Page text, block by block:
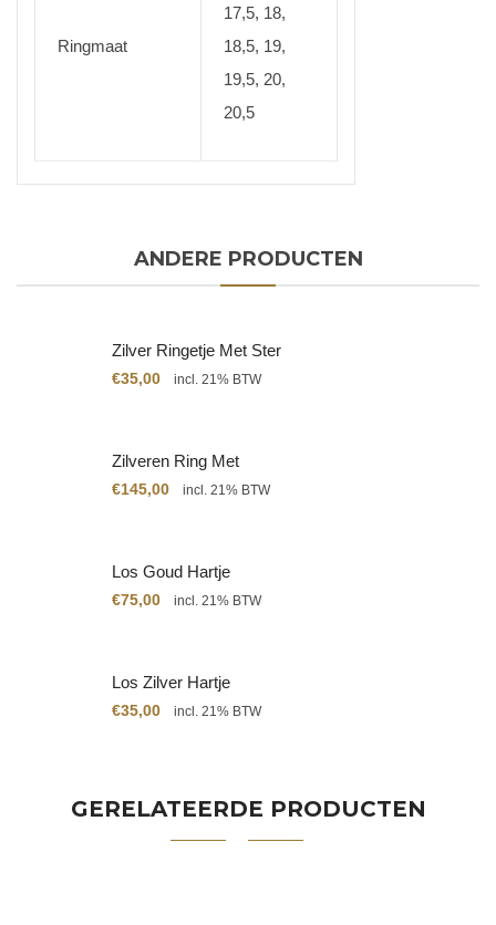
Ringmaat
17,5, 18,
18,5, 19,
19,5, 20,
20,5
ANDERE PRODUCTEN
Zilver Ringetje Met Ster
€35,00 incl. 21% BTW
Zilveren Ring Met
Citrien
€145,00 incl. 21% BTW
Los Goud Hartje
€75,00 incl. 21% BTW
Los Zilver Hartje
€35,00 incl. 21% BTW
GERELATEERDE PRODUCTEN